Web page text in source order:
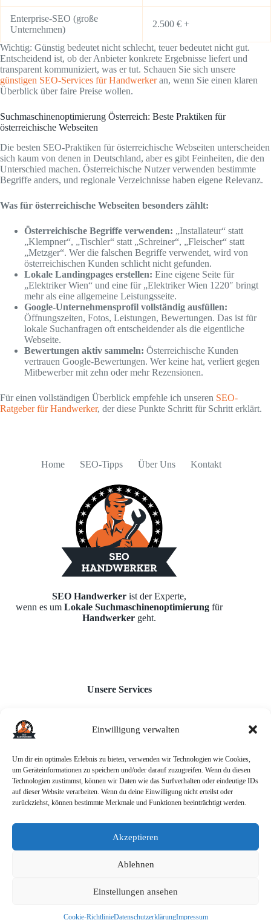
Einwilligung verwalten
Um dir ein optimales Erlebnis zu bieten, verwenden wir Technologien wie Cookies,
um Geräteinformationen zu speichern und/oder darauf zuzugreifen. Wenn du diesen
Technologien zustimmst, können wir Daten wie das Surfverhalten oder eindeutige IDs
auf dieser Website verarbeiten. Wenn du deine Einwilligung nicht erteilst oder
zurückziehst, können bestimmte Merkmale und Funktionen beeinträchtigt werden.
Akzeptieren
Ablehnen
Einstellungen ansehen
Cookie-RichtlinieDatenschutzerklärungImpressum
Enterprise-SEO (große
Unternehmen)
2.500 € +
Wichtig: Günstig bedeutet nicht schlecht, teuer bedeutet nicht gut.
Entscheidend ist, ob der Anbieter konkrete Ergebnisse liefert und
transparent kommuniziert, was er tut. Schauen Sie sich unsere
günstigen SEO-Services für Handwerkeran, wenn Sie einen klaren
Überblick über faire Preise wollen.
Suchmaschinenoptimierung Österreich: Beste Praktiken für
österreichische Webseiten
Die besten SEO-Praktiken für österreichische Webseiten unterscheiden
sich kaum von denen in Deutschland, aber es gibt Feinheiten, die den
Unterschied machen. Österreichische Nutzer verwenden bestimmte
Begriffe anders, und regionale Verzeichnisse haben eigene Relevanz.
Was für österreichische Webseiten besonders zählt:
Österreichische Begriffe verwenden: „Installateur“ statt
„Klempner“, „Tischler“ statt „Schreiner“, „Fleischer“ statt
„Metzger“. Wer die falschen Begriffe verwendet, wird von
österreichischen Kunden schlicht nicht gefunden.
Lokale Landingpages erstellen: Eine eigene Seite für
„Elektriker Wien“ und eine für „Elektriker Wien 1220″ bringt
mehr als eine allgemeine Leistungsseite.
Google-Unternehmensprofil vollständig ausfüllen:
Öffnungszeiten, Fotos, Leistungen, Bewertungen. Das ist für
lokale Suchanfragen oft entscheidender als die eigentliche
Webseite.
Bewertungen aktiv sammeln: Österreichische Kunden
vertrauen Google-Bewertungen. Wer keine hat, verliert gegen
Mitbewerber mit zehn oder mehr Rezensionen.
Für einen vollständigen Überblick empfehle ich unseren SEO-
Ratgeber für Handwerker, der diese Punkte Schritt für Schritt erklärt.
Home SEO-Tipps Über Uns Kontakt
SEO Handwerker ist der Experte,
wenn es umLokale Suchmaschinenoptimierung für
Handwerker geht.
Unsere Services
Webseiten für Handwerker
Google Unternehmensprofil
Backlink-Aufbau
AI-Chatbot
Informationen
AGB
Impressum